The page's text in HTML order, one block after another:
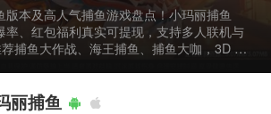
本及高人气捕鱼游戏盘点！小玛丽捕鱼
、红包福利真实可提现，支持多人联机与
捕鱼大作战、海王捕鱼、捕鱼大咖，3D 高
丽捕鱼